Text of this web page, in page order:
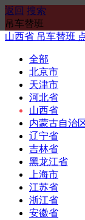
返回 搜索
吊车替班
山西省 吊车替班
全部
北京市
天津市
河北省
山西省
内蒙古自治
辽宁省
吉林省
黑龙江省
上海市
江苏省
浙江省
安徽省